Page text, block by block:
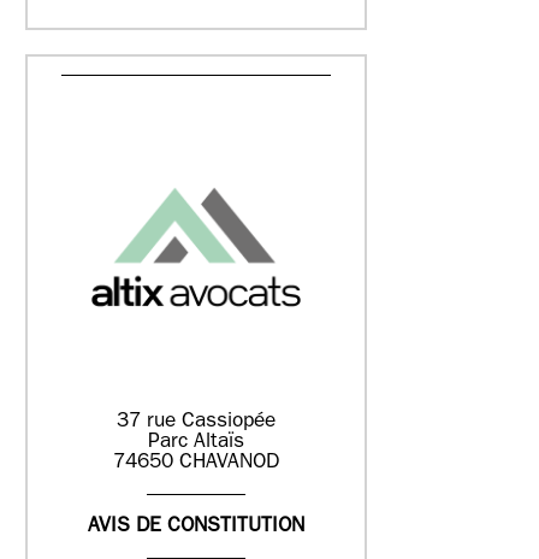
37 rue Cassiopée
Parc Altaïs
74650 CHAVANOD
AVIS DE CONSTITUTION